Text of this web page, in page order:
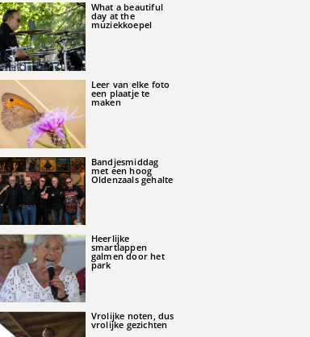
What a beautiful
day at the
muziekkoepel
Leer van elke foto
een plaatje te
maken
Bandjesmiddag
met een hoog
Oldenzaals gehalte
Heerlijke
smartlappen
galmen door het
park
Vrolijke noten, dus
vrolijke gezichten